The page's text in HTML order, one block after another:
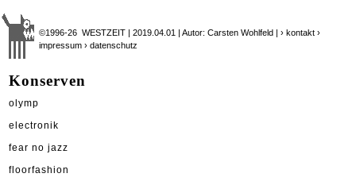
©1996-26 WESTZEIT | 2019.04.01 | Autor: Carsten Wohlfeld |› kontakt ›
impressum › datenschutz
Konserven
olymp
electronik
fear no jazz
floorfashion